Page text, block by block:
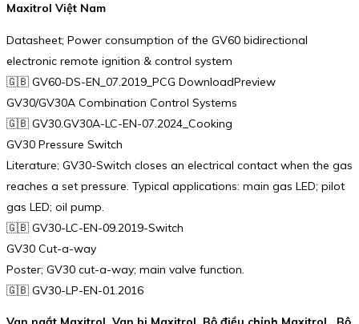
Maxitrol Việt Nam
Datasheet; Power consumption of the GV60 bidirectional
electronic remote ignition & control system
🇬🇧 GV60-DS-EN_07.2019_PCG DownloadPreview
GV30/GV30A Combination Control Systems
🇬🇧 GV30.GV30A-LC-EN-07.2024_Cooking
GV30 Pressure Switch
Literature; GV30-Switch closes an electrical contact when the gas
reaches a set pressure. Typical applications: main gas LED; pilot
gas LED; oil pump.
🇬🇧 GV30-LC-EN-09.2019-Switch
GV30 Cut-a-way
Poster; GV30 cut-a-way; main valve function.
🇬🇧 GV30-LP-EN-01.2016